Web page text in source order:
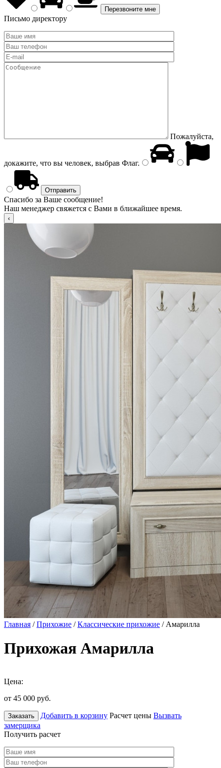
Письмо директору
Пожалуйста,
докажите, что вы человек, выбрав Флаг.
Спасибо за Ваше сообщение!
Наш менеджер свяжется с Вами в ближайшее время.
Главная /Прихожие /Классические прихожие / Амарилла
Прихожая Амарилла
Цена:
от 45 000 руб.
Заказать Добавить в корзину Расчет цены Вызвать
замерщика
Получить расчет